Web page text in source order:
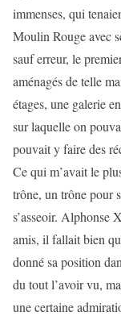
immenses, qui
Moulin Rouge avec
sauf erreur, le
aménagés de telle
étages, une galerie
sur laquelle on
pouvait y faire des
Ce qui m’avait le
trône, un trône pour
s’asseoir. Alphonse
amis, il fallait bien
donné sa position
du tout l’avoir vu,
une certaine